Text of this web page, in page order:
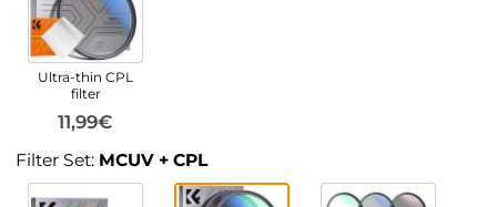
Ultra-thin CPL
filter
11,99€
Filter Set: MCUV + CPL